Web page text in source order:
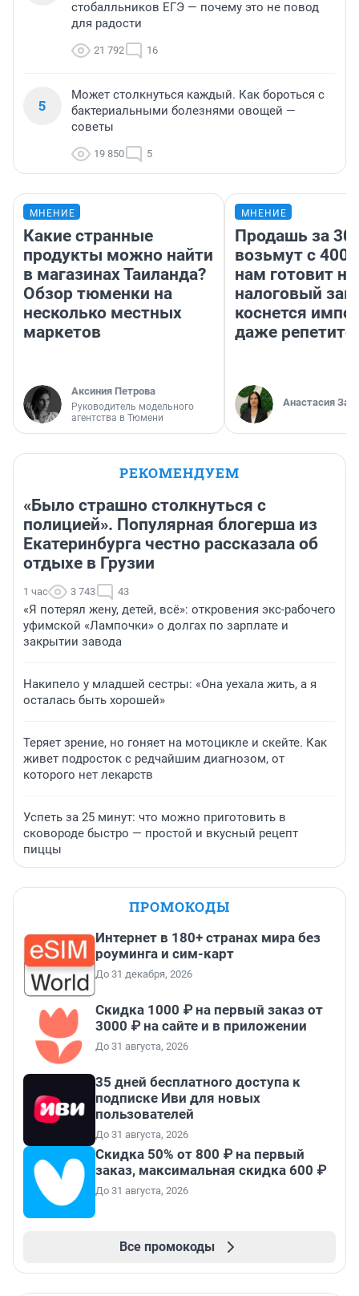
стобалльников ЕГЭ — почему это не повод
для радости
21 792 16
5
Может столкнуться каждый. Как бороться с
бактериальными болезнями овощей —
советы
19 850 5
МНЕНИЕ
Какие странные
продукты можно найти
в магазинах Таиланда?
Обзор тюменки на
несколько местных
маркетов
Аксиния Петрова
Руководитель модельного
агентства в Тюмени
МНЕНИЕ
Продашь за
возьмут с
нам готовит
налоговый
коснется
даже
Анастасия
РЕКОМЕНДУЕМ
«Было страшно столкнуться с
полицией». Популярная блогерша из
Екатеринбурга честно рассказала об
отдыхе в Грузии
1 час 3 743 43
«Я потерял жену, детей, всё»: откровения экс-рабочего
уфимской «Лампочки» о долгах по зарплате и
закрытии завода
Накипело у младшей сестры: «Она уехала жить, а я
осталась быть хорошей»
Теряет зрение, но гоняет на мотоцикле и скейте. Как
живет подросток с редчайшим диагнозом, от
которого нет лекарств
Успеть за 25 минут: что можно приготовить в
сковороде быстро — простой и вкусный рецепт
пиццы
ПРОМОКОДЫ
Интернет в 180+ странах мира без
роуминга и сим-карт
До 31 декабря, 2026
Скидка 1000 ₽ на первый заказ от
3000 ₽ на сайте и в приложении
До 31 августа, 2026
35 дней бесплатного доступа к
подписке Иви для новых
пользователей
До 31 августа, 2026
Скидка 50% от 800 ₽ на первый
заказ, максимальная скидка 600 ₽
До 31 августа, 2026
Все промокоды